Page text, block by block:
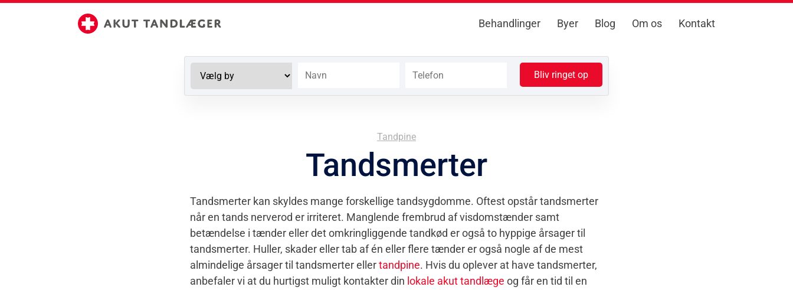
Behandlinger Byer Blog Om os Kontakt
Tandpine
Tandsmerter
Tandsmerter kan skyldes mange forskellige tandsygdomme. Oftest opstår tandsmerter
når en tands nerverod er irriteret. Manglende frembrud af visdomstænder samt
betændelse i tænder eller det omkringliggende tandkød er også to hyppige årsager til
tandsmerter. Huller, skader eller tab af én eller flere tænder er også nogle af de mest
almindelige årsager til tandsmerter ellertandpine. Hvis du oplever at have tandsmerter,
anbefaler vi at du hurtigst muligt kontakter din lokale akut tandlæge og får en tid til en